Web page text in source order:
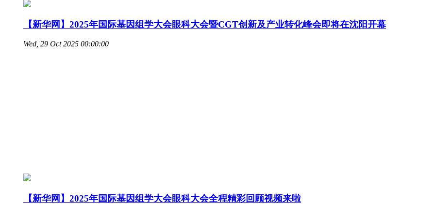
【新华网】2025年国际基因组学大会眼科大会暨CGT创新及产业转化峰会即将在沈阳开幕
Wed, 29 Oct 2025 00:00:00
【新华网】2025年国际基因组学大会眼科大会全程精彩回顾视频来啦